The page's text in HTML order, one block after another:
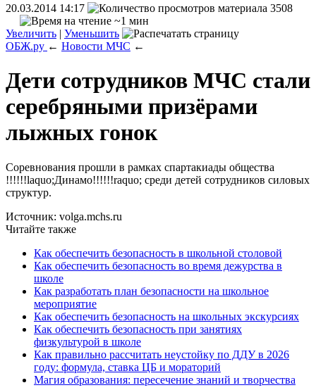
20.03.2014 14:17
3508
~1 мин
Увеличить | Уменьшить
ОБЖ.ру ← Новости МЧС ←
Дети сотрудников МЧС стали
серебряными призёрами
лыжных гонок
Соревнования прошли в рамках спартакиады общества
!!!!!!laquo;Динамо!!!!!!raquo; среди детей сотрудников силовых
структур.
Источник: volga.mchs.ru
Читайте также
Как обеспечить безопасность в школьной столовой
Как обеспечить безопасность во время дежурства в
школе
Как разработать план безопасности на школьное
мероприятие
Как обеспечить безопасность на школьных экскурсиях
Как обеспечить безопасность при занятиях
физкультурой в школе
Как правильно рассчитать неустойку по ДДУ в 2026
году: формула, ставка ЦБ и мораторий
Магия образования: пересечение знаний и творчества